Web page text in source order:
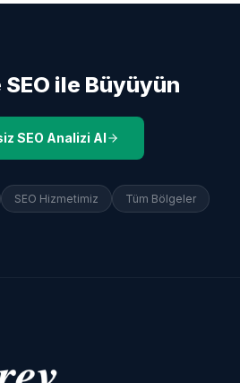
ile Büyüyün
SEO Analizi Al
SEO Hizmetimiz Tüm Bölgeler